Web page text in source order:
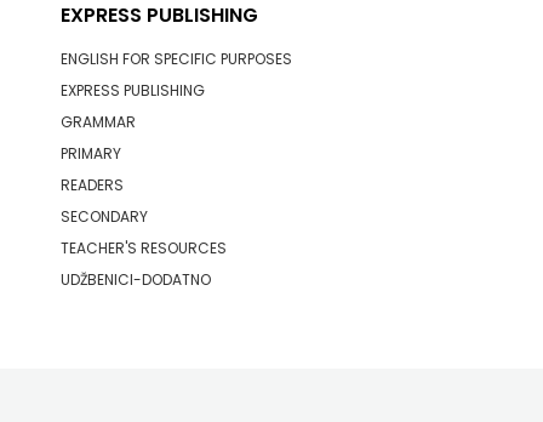
STEP
BY
STEP
STILUS
ŠARENI
EXPRESS PUBLISHING
ENGLISH FOR SPECIFIC PURPOSES
EXPRESS PUBLISHING
GRAMMAR
PRIMARY
READERS
SECONDARY
TEACHER'S RESOURCES
UDŽBENICI-DODATNO